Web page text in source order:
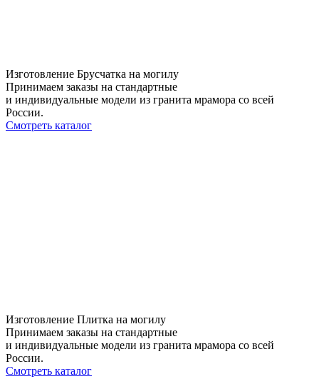
Изготовление Брусчатка на могилу
Принимаем заказы на стандартные
и индивидуальные модели из гранита мрамора со всей
России.
Смотреть каталог
Изготовление Плитка на могилу
Принимаем заказы на стандартные
и индивидуальные модели из гранита мрамора со всей
России.
Смотреть каталог